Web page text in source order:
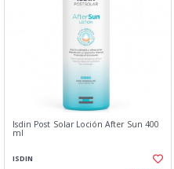
Isdin Post Solar Loción After Sun 400
ml
ISDIN